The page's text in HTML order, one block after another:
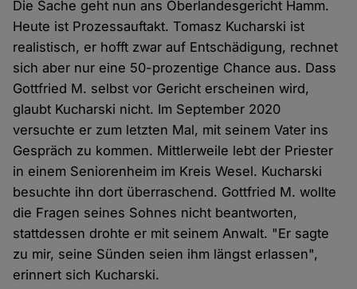
Die Sache geht nun ans Oberlandesgericht Hamm.
Heute ist Prozessauftakt. Tomasz Kucharski ist
realistisch, er hofft zwar auf Entschädigung, rechnet
sich aber nur eine 50-prozentige Chance aus. Dass
Gottfried M. selbst vor Gericht erscheinen wird,
glaubt Kucharski nicht. Im September 2020
versuchte er zum letzten Mal, mit seinem Vater ins
Gespräch zu kommen. Mittlerweile lebt der Priester
in einem Seniorenheim im Kreis Wesel. Kucharski
besuchte ihn dort überraschend. Gottfried M. wollte
die Fragen seines Sohnes nicht beantworten,
stattdessen drohte er mit seinem Anwalt. "Er sagte
zu mir, seine Sünden seien ihm längst erlassen",
erinnert sich Kucharski.